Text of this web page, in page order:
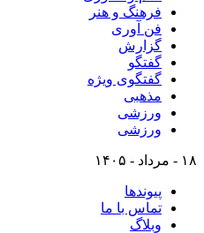
فرهنگ و هنر
فن آوری
گزارش
گفتگو
گفتگوی ویژه
مذهبی
ورزشی
ورزشی
۱۸ - مرداد - ۱۴۰۵
پیوندها
تماس با ما
وبلاگ